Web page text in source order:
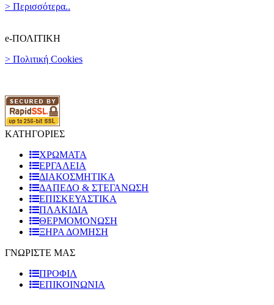
> Περισσότερα..
e-ΠΟΛΙΤΙΚΗ
> Πολιτική Cookies
ΚΑΤΗΓΟΡΙΕΣ
ΧΡΩΜΑΤΑ
ΕΡΓΑΛΕΙΑ
ΔΙΑΚΟΣΜΗΤΙΚΑ
ΔΑΠΕΔΟ & ΣΤΕΓΑΝΩΣΗ
ΕΠΙΣΚΕΥΑΣΤΙΚΑ
ΠΛΑΚΙΔΙA
ΘΕΡΜΟΜΟΝΩΣΗ
ΞΗΡΑ ΔΟΜΗΣΗ
ΓΝΩΡΙΣΤΕ ΜΑΣ
ΠΡΟΦΙΛ
ΕΠΙΚΟΙΝΩΝΙΑ